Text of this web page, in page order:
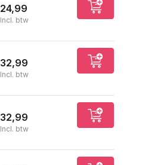
24,99
Incl. btw
32,99
Incl. btw
32,99
Incl. btw